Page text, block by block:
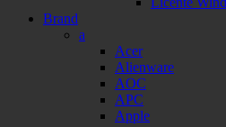
Brand
a
Acer
Alienware
AOC
APC
Apple